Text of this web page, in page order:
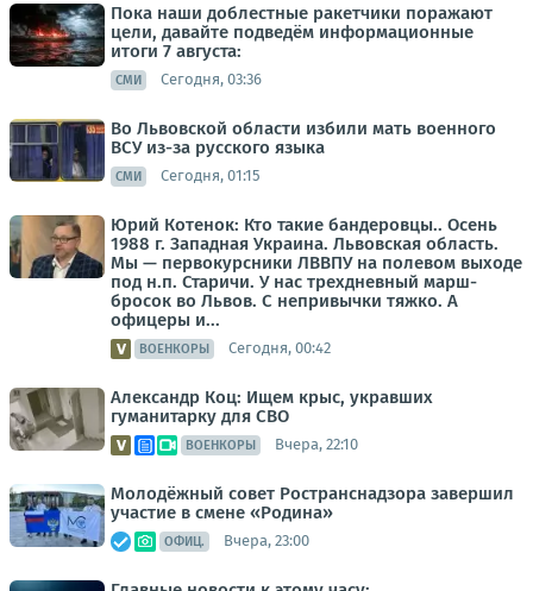
Пока наши доблестные ракетчики поражают
цели, давайте подведём информационные
итоги 7 августа:
СМИ Сегодня, 03:36
Во Львовской области избили мать военного
ВСУ из-за русского языка
СМИ Сегодня, 01:15
Юрий Котенок: Кто такие бандеровцы.. Осень
1988 г. Западная Украина. Львовская область.
Мы — первокурсники ЛВВПУ на полевом выходе
под н.п. Старичи. У нас трехдневный марш-
бросок во Львов. С непривычки тяжко. А
офицеры и...
ВОЕНКОРЫ Сегодня, 00:42
Александр Коц: Ищем крыс, укравших
гуманитарку для СВО
ВОЕНКОРЫ Вчера, 22:10
Молодёжный совет Ространснадзора завершил
участие в смене «Родина»
ОФИЦ. Вчера, 23:00